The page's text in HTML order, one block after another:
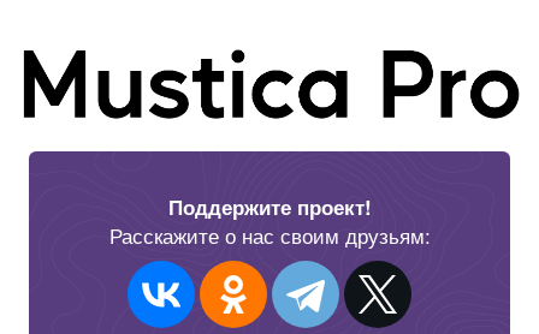
Поддержите проект!
Расскажите о нас своим друзьям: